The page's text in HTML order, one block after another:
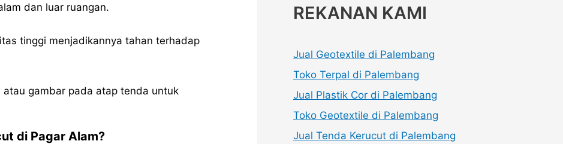
dan luar ruangan.
tinggi menjadikannya tahan terhadap
gambar pada atap tenda untuk
di Pagar Alam?
REKANAN KAMI
Jual Geotextile di Palembang
Toko Terpal di Palembang
Jual Plastik Cor di Palembang
Toko Geotextile di Palembang
Jual Tenda Kerucut di Palembang